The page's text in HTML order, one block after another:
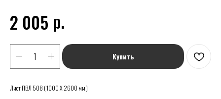
2 005 р.
Купить
Лист ПВЛ 508 ( 1000 Х 2600 мм )